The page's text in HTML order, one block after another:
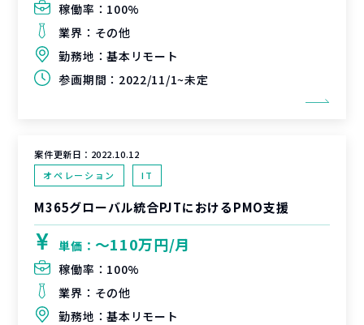
稼働率： 100%
業界： その他
勤務地：基本リモート
参画期間： 2022/11/1~未定
案件更新日： 2022.10.12
オペレーション
IT
M365グローバル統合PJTにおけるPMO支援
単価： 〜110万円/月
稼働率： 100%
業界： その他
勤務地：基本リモート